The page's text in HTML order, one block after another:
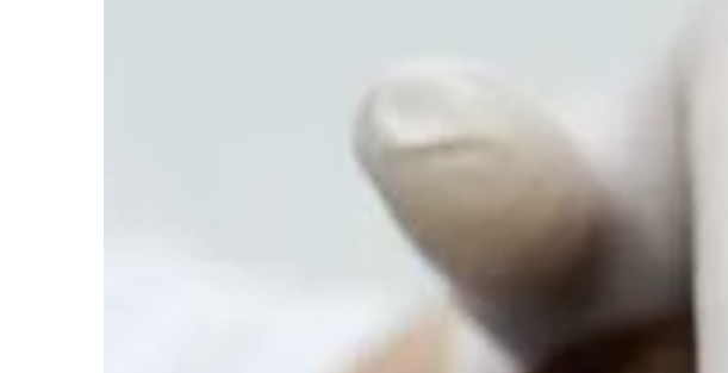
15 | 08 | 2019
Czym są otulacze muślinowe?
Niezwykle delikatna i wrażliwa skóra